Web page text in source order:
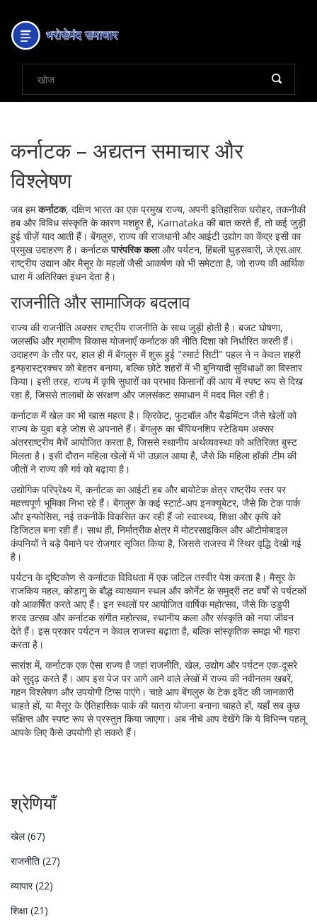
कर्नाटक – अद्यतन समाचार और
विश्लेषण
जब हमकर्नाटक, दक्षिण भारत का एक प्रमुख राज्य, अपनी इतिहासिक धरोहर, तकनीकी
हब और विविध संस्कृति के कारण मशहूर है, Karnataka की बात करते हैं, तो कई जुड़ी
हुई चीज़ें याद आती हैं। बेंगलुरु, राज्य की राजधानी और आईटी उद्योग का केंद्रइसी का
प्रमुख उदाहरण है। कर्नाटकपारंपरिक कलाऔरपर्यटन, हिंबली घुड़सवारी, जे.एस.आर.
राष्ट्रीय उद्यान और मैसूर के महलों जैसी आकर्षण को भी समेटता है, जो राज्य की आर्थिक
धारा में अतिरिक्त इंधन देता है।
राजनीति और सामाजिक बदलाव
राज्य की राजनीति अक्सर राष्ट्रीय राजनीति के साथ जुड़ी होती है। बजट घोषणा,
जलसंधि और ग्रामीण विकास योजनाएँ कर्नाटक की नीति दिशा को निर्धारित करती हैं।
उदाहरण के तौर पर, हाल ही में बेंगलुरु में शुरू हुई "स्मार्ट सिटी" पहल ने न केवल शहरी
इन्फ्रास्ट्रक्चर को बेहतर बनाया, बल्कि छोटे शहरों में भी बुनियादी सुविधाओं का विस्तार
किया। इसी तरह, राज्य में कृषि सुधारों का प्रभाव किसानों की आय में स्पष्ट रूप से दिख
रहा है, जिससे तालाबों के संरक्षण और जलसंकट समाधान में मदद मिल रही है।
कर्नाटक में खेल का भी खास महत्व है। क्रिकेट, फुटबॉल और बैडमिंटन जैसे खेलों को
राज्य के युवा बड़े जोश से अपनाते हैं। बेंगलुरु का चैंपियनशिप स्टेडियम अक्सर
अंतरराष्ट्रीय मैचें आयोजित करता है, जिससे स्थानीय अर्थव्यवस्था को अतिरिक्त बुस्‍ट
मिलता है। इसी दौरान महिला खेलों में भी उछाल आया है, जैसे कि महिला हॉकी टीम की
जीतों ने राज्य की गर्व को बढ़ाया है।
उद्योगिक परिप्रेक्ष्य में, कर्नाटक का आईटी हब और बायोटेक क्षेत्र राष्ट्रीय स्तर पर
महत्त्वपूर्ण भूमिका निभा रहे हैं। बेंगलुरु के कई स्टार्ट‑अप इनक्यूबेटर, जैसे कि टेक पार्क
और इन्फोसिस, नई तकनीकें विकसित कर रही हैं जो स्वास्थ्य, शिक्षा और कृषि को
डिजिटल बना रही हैं। साथ ही, निर्मात्रीक क्षेत्र में मोटरसाइकिल और ऑटोमोबाइल
कंपनियों ने बड़े पैमाने पर रोजगार सृजित किया है, जिससे राजस्व में स्थिर वृद्धि देखी गई
है।
पर्यटन के दृष्टिकोण से कर्नाटक विविधता में एक जटिल तस्वीर पेश करता है। मैसूर के
राजकिय महल, कोडागु के बौद्ध व्याख्यान स्थल और कोर्नेट के समुद्री तट वर्षों से पर्यटकों
को आकर्षित करते आए हैं। इन स्थलों पर आयोजित वार्षिक महोत्सव, जैसे कि उडुपी
शरद उत्सव और कर्नाटक संगीत महोत्सव, स्थानीय कला और संस्कृति को नया जीवन
देते हैं। इस प्रकार पर्यटन न केवल राजस्व बढ़ाता है, बल्कि सांस्कृतिक समझ भी गहरा
करता है।
सारांश में, कर्नाटक एक ऐसा राज्य है जहां राजनीति, खेल, उद्योग और पर्यटन एक-दूसरे
को सुदृढ़ करते हैं। आप इस पेज पर आगे आने वाले लेखों में राज्य की नवीनतम खबरें,
गहन विश्लेषण और उपयोगी टिप्स पाएंगे। चाहे आप बेंगलुरु के टेक इवेंट की जानकारी
चाहते हों, या मैसूर के ऐतिहासिक पार्क की यात्रा योजना बनाना चाहते हों, यहाँ सब कुछ
संक्षिप्त और स्पष्ट रूप से प्रस्तुत किया जाएगा। अब नीचे आप देखेंगे कि ये विभिन्न पहलू
आपके लिए कैसे उपयोगी हो सकते हैं।
श्रेणियाँ
खेल(67)
राजनीति (27)
व्यापार(22)
शिक्षा(21)